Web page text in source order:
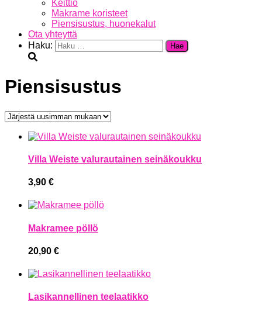
Keittiö
Makrame koristeet
Piensisustus, huonekalut
Ota yhteyttä
Haku:
Piensisustus
Villa Weiste valurautainen seinäkoukku
3,90 €
Makramee pöllö
20,90 €
Lasikannellinen teelaatikko